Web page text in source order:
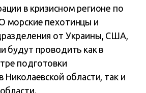
в кризисном регионе по
морские пехотинцы и
от Украины, США,
будут проводить как в
подготовки
Николаевской области, так и